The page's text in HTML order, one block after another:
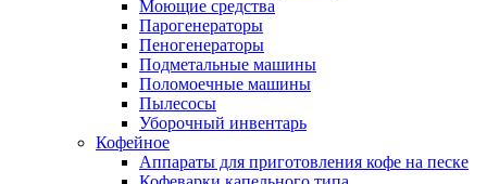
Моющие средства
Парогенераторы
Пеногенераторы
Подметальные машины
Поломоечные машины
Пылесосы
Уборочный инвентарь
Кофейное
Аппараты для приготовления кофе на песке